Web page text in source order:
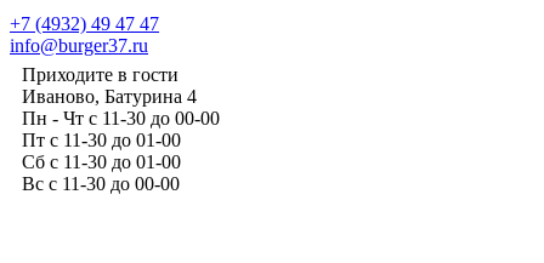
+7 (4932) 49 47 47
info@burger37.ru
Приходите в гости
Иваново, Батурина 4
Пн - Чт с 11-30 до 00-00
Пт с 11-30 до 01-00
Сб с 11-30 до 01-00
Вс с 11-30 до 00-00